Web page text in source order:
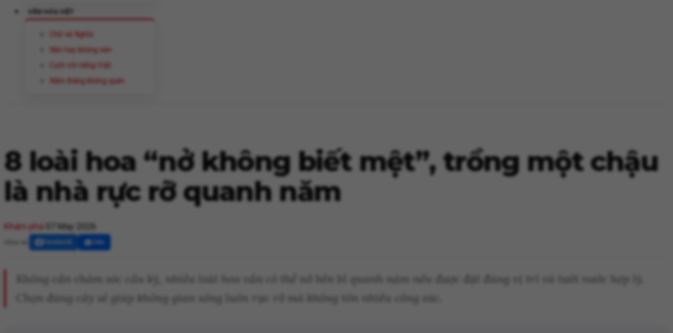
VĂN HÓA VIỆT
Chữ và Nghĩa
Nên hay không nên
Cười với tiếng Việt
Năm tháng không quên
8 loài hoa “nở không biết mệt”, trồng một chậu
là nhà rực rỡ quanh năm
Khám phá 07 May 2026